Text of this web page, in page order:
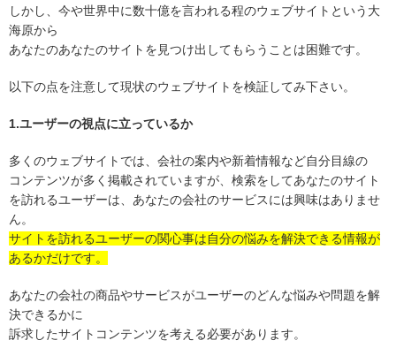
しかし、今や世界中に数十億を言われる程のウェブサイトという大
海原から
あなたのあなたのサイトを見つけ出してもらうことは困難です。
以下の点を注意して現状のウェブサイトを検証してみ下さい。
1.ユーザーの視点に立っているか
多くのウェブサイトでは、会社の案内や新着情報など自分目線の
コンテンツが多く掲載されていますが、検索をしてあなたのサイト
を訪れるユーザーは、あなたの会社のサービスには興味はありませ
ん。
サイトを訪れるユーザーの関心事は自分の悩みを解決できる情報が
あるかだけです。
あなたの会社の商品やサービスがユーザーのどんな悩みや問題を解
決できるかに
訴求したサイトコンテンツを考える必要があります。